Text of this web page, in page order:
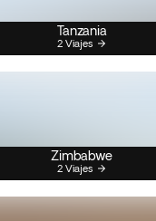
Tanzania
2 Viajes
Zimbabwe
2 Viajes